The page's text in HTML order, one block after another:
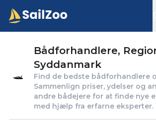
Bådforhandlere,
Syddanmark
Find de bedste bådforhandlere
Sammenlign priser, ydelser og
andre bådejere for at finde nye
med hjælp fra erfarne eksperter.